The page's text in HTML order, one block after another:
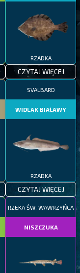
RZADKA
CZYTAJ WIĘCEJ
SVALBARD
WIDLAK BIAŁAWY
RZADKA
CZYTAJ WIĘCEJ
RZEKA ŚW. WAWRZYŃCA
NISZCZUKA